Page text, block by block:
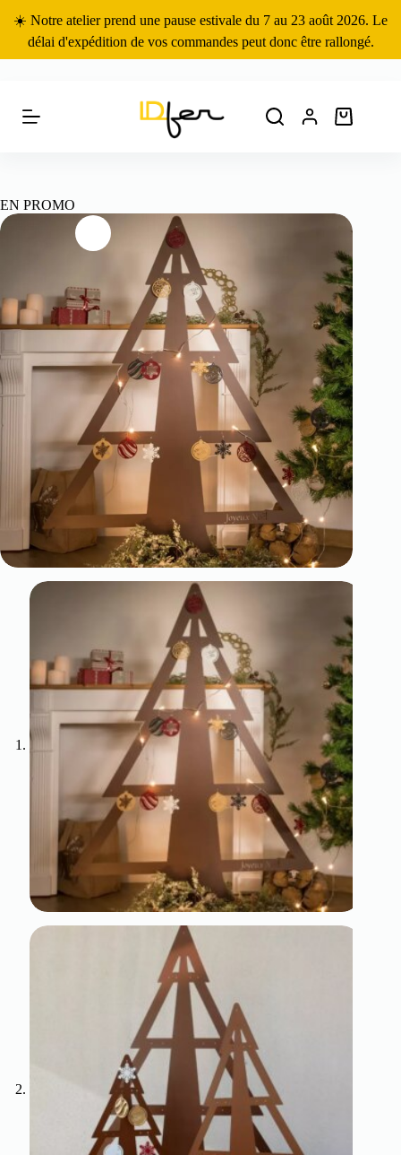
contenu
☀️ Notre atelier prend une pause estivale du 7 au 23 août 2026. Le
délai d'expédition de vos commandes peut donc être rallongé.
Panier
d’achat
EN PROMO